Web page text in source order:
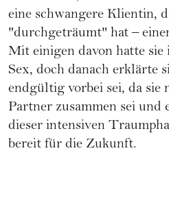
eine schwangere Klientin,
"durchgeträumt" hat –
Mit einigen davon hatte
Sex, doch danach erklärte
endgültig vorbei sei, da
Partner zusammen sei
dieser intensiven
bereit für die Zukunft.